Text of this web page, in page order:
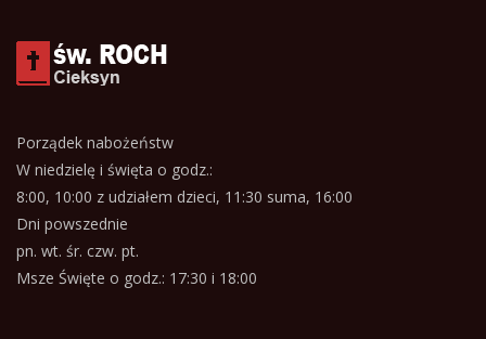
Porządek nabożeństw
W niedzielę i święta o godz.:
8:00, 10:00 z udziałem dzieci, 11:30 suma, 16:00
Dni powszednie
pn. wt. śr. czw. pt.
Msze Święte o godz.: 17:30 i 18:00